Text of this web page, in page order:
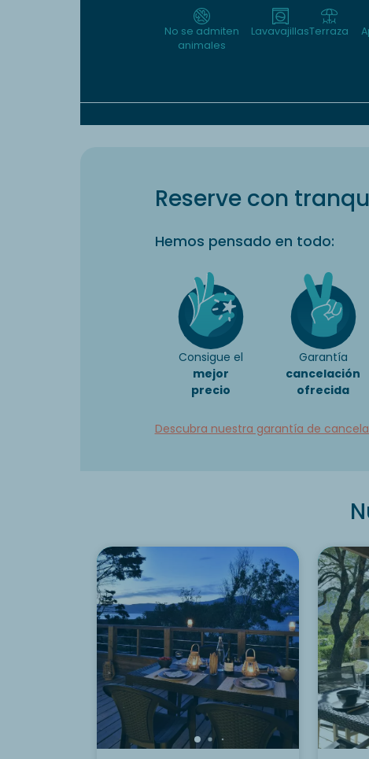
No se admiten
animales
LavavajillasTerraza
Reserve con
Hemos pensado en todo:
Consigue el
mejor
precio
Garantía
cancelación
ofrecida
Descubra nuestra garantía de